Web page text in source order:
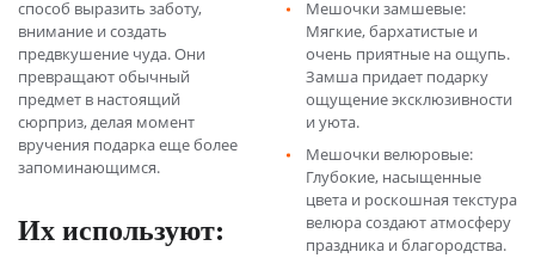
способ выразить заботу,
внимание и создать
предвкушение чуда. Они
превращают обычный
предмет в настоящий
сюрприз, делая момент
вручения подарка еще более
запоминающимся.
Их используют:
Мешочки замшевые:
Мягкие, бархатистые и
очень приятные на ощупь.
Замша придает подарку
ощущение эксклюзивности
и уюта.
Мешочки велюровые:
Глубокие, насыщенные
цвета и роскошная текстура
велюра создают атмосферу
праздника и благородства.